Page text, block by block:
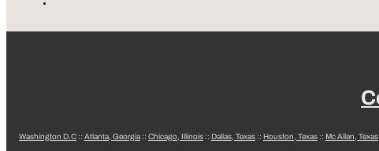
Washington D.C :: Atlanta, Georgia:: Chicago, Illinois :: Dallas, Texas :: Houston, Texas :: Mc Allen, Texas